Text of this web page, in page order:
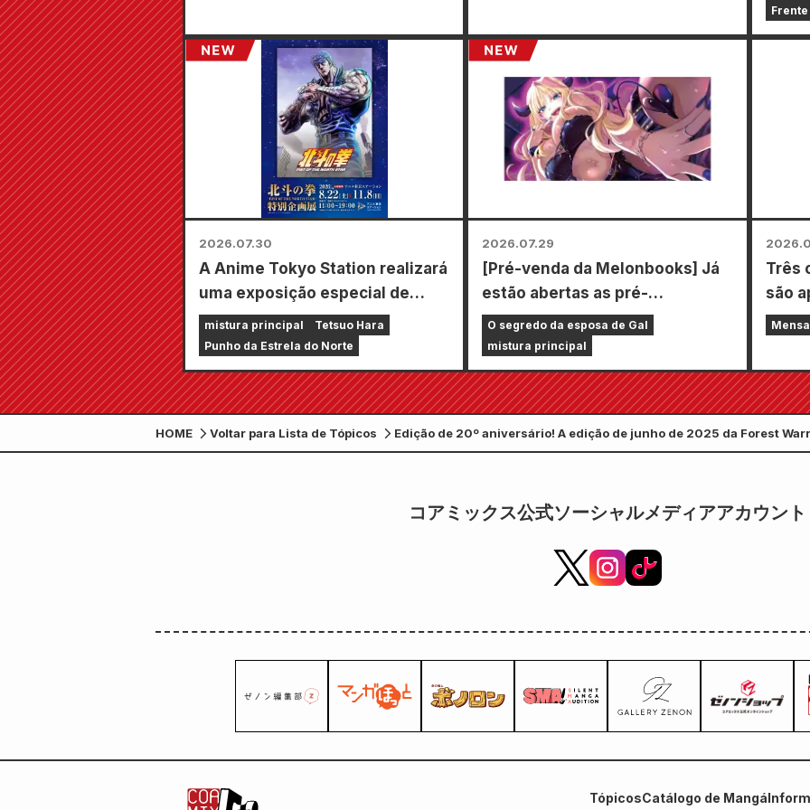
por
todo
2026.07.30
A Anime Tokyo Station realizará
uma exposição especial de
"Fist of the North Star"!!
mistura principal
Tetsuo Hara
Punho da Estrela do Norte
2026.07.29
[Pré-venda da Melonbooks] Já
estão abertas as pré-
encomendas da edição limitada
com um tapete de jogo especial
com uma ilustração
deslumbrante de Fuyuki Tojo
desenhada por Kudou! O
volume 6 de "The Secret of the
O segredo da esposa de Gal
mistura principal
Três
são
HOME Voltar para Lista de Tópicos
Edição de 20º aniversário! A edição de junho de 2025 da Forest
7-Eleven do país todo!
コアミックス公式ソーシャルメディアアカウント
TópicosCatálogo de Mangá